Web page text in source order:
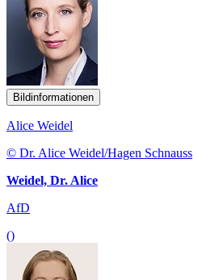
Bildinformationen
Alice Weidel
© Dr. Alice Weidel/Hagen Schnauss
Weidel, Dr. Alice
AfD
()